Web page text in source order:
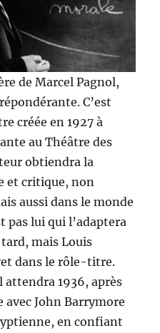
de Marcel Pagnol,
C’est
créée en 1927 à
au Théâtre des
obtiendra la
et critique, non
aussi dans le monde
pas lui qui l’adaptera
mais Louis
dans le rôle-titre.
attendra 1936, après
John Barrymore
en confiant